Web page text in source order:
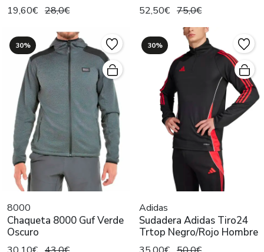
19,60€ 28,0€ 52,50€ 75,0€
30%
8000
Chaqueta 8000 Guf Verde
Oscuro
30%
Adidas
Sudadera Adidas Tiro24
Trtop Negro/Rojo Hombre